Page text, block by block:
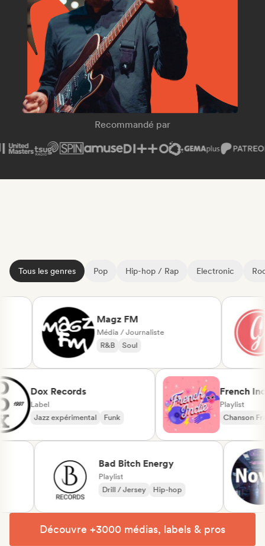
SPIN Magazine
Recommandé par
Tous les genres Pop Hip-hop / Rap Electronic
Magz FM
Média / Journaliste
R&B
Soul
Dox Records
Jazz expérimental
Playlist
Bad Bitch Energy
Playlist
Drill / Jersey
Hip-hop
Découvre +3000 médias, labels & pros